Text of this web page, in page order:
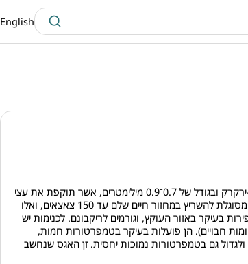
English
האפנוסטיגמה היא כנימת עלה בצבע צהוב-ירקרק ובגודל של 0.7ˉ0.9 מילימטרים, אשר תוקפת את עצי
האגס על זניו השונים. נקבת האפנוסטיגמה מסוגלת להשריץ במחזור חיים שלם עד 150 צאצאים, ואלו
בעיקר באזור העוקץ, וגורמים לריקבונם. לכנימות יש
חבויים). הן פועלות בעיקר בטמפרטורות חמות,
גם בטמפרטורות נמוכות יחסית. זן האגס שנחשב